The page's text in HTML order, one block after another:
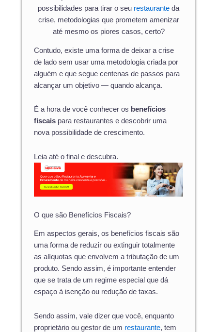
possibilidades para tirar o seu restaurante da
crise, metodologias que prometem amenizar
até mesmo os piores casos, certo?
Contudo, existe uma forma de deixar a crise
de lado sem usar uma metodologia criada por
alguém e que segue centenas de passos para
alcançar um objetivo — quando alcança.
É a hora de você conhecer os benefícios
fiscais para restaurantes e descobrir uma
nova possibilidade de crescimento.
Leia até o final e descubra.
O que são Benefícios Fiscais?
Em aspectos gerais, os benefícios fiscais são
uma forma de reduzir ou extinguir totalmente
as alíquotas que envolvem a tributação de um
produto. Sendo assim, é importante entender
que se trata de um regime especial que dá
espaço à isenção ou redução de taxas.
Sendo assim, vale dizer que você, enquanto
proprietário ou gestor de um restaurante, tem